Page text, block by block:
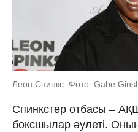
Леон Спинкс. Фото: Gabe
Спинкстер отбасы –
боксшылар әулеті. Оның